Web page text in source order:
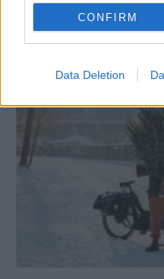
CONFIRM
Data Deletion
Európsky parlament
hospodárnosti